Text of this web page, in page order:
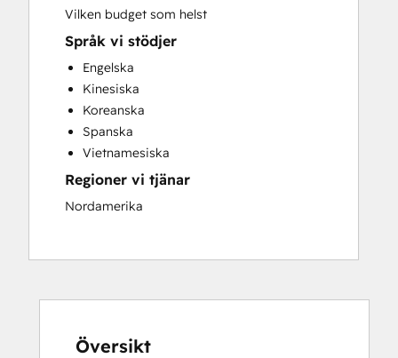
Website Design
Website Development
Vilken budget som helst
Språk vi stödjer
Engelska
Kinesiska
Koreanska
Spanska
Vietnamesiska
Regioner vi tjänar
Nordamerika
Översikt